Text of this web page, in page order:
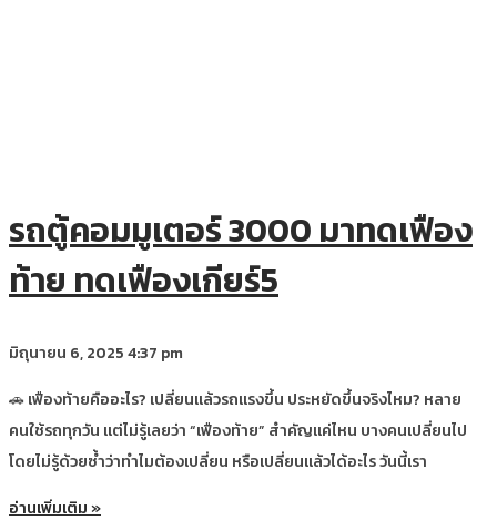
รถตู้คอมมูเตอร์ 3000 มาทดเฟือง
ท้าย ทดเฟืองเกียร์5
มิถุนายน 6, 20254:37 pm
🚗 เฟืองท้ายคืออะไร? เปลี่ยนแล้วรถแรงขึ้น ประหยัดขึ้นจริงไหม? หลาย
คนใช้รถทุกวัน แต่ไม่รู้เลยว่า “เฟืองท้าย” สำคัญแค่ไหน บางคนเปลี่ยนไป
โดยไม่รู้ด้วยซ้ำว่าทำไมต้องเปลี่ยน หรือเปลี่ยนแล้วได้อะไร วันนี้เรา
อ่านเพิ่มเติม »